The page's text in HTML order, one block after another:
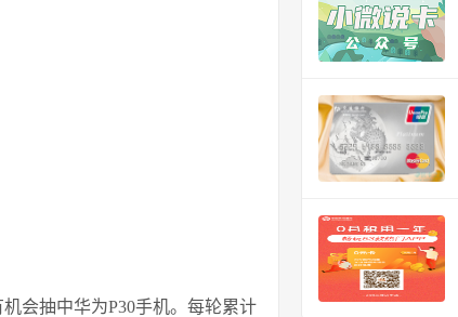
会抽中华为P30手机。每轮累计